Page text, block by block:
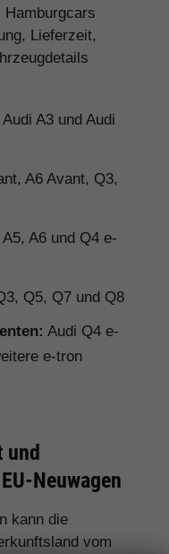
Hamburgcars
Lieferzeit,
A3 und Audi
A6 Avant, Q3,
A6 und Q4 e-
Q5, Q7 und Q8
Audi Q4 e-
e-tron
Neuwagen
kann die
vom